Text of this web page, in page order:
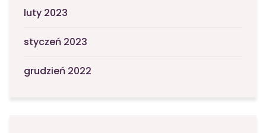
luty 2023
styczeń 2023
grudzień 2022